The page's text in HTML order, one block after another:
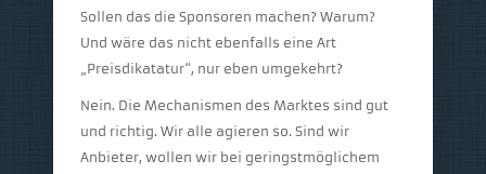
Sollen das die Sponsoren machen? Warum?
Und wäre das nicht ebenfalls eine Art
„Preisdikatatur“, nur eben umgekehrt?
Nein. Die Mechanismen des Marktes sind gut
und richtig. Wir alle agieren so. Sind wir
Anbieter, wollen wir bei geringstmöglichem